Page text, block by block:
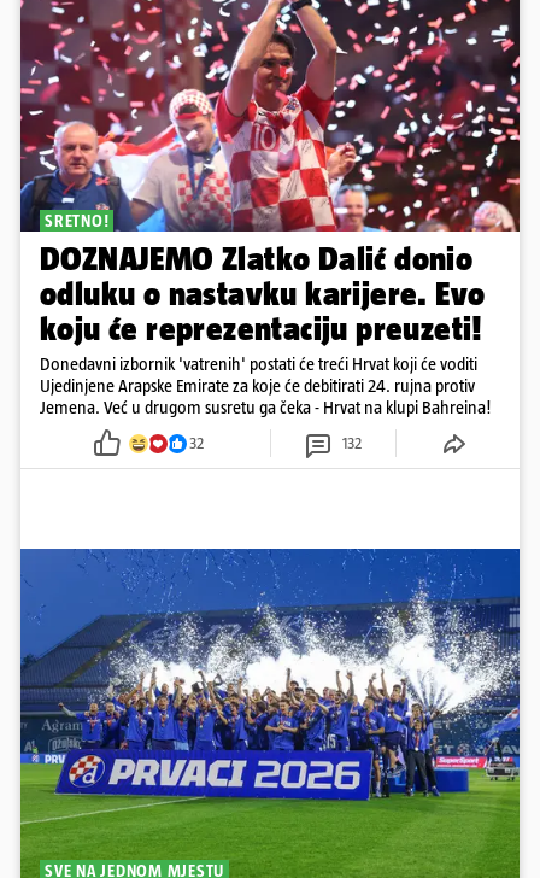
SRETNO!
DOZNAJEMO Zlatko Dalić donio
odluku o nastavku karijere. Evo
koju će reprezentaciju preuzeti!
Donedavni izbornik 'vatrenih' postati će treći Hrvat koji će voditi
Ujedinjene Arapske Emirate za koje će debitirati 24. rujna protiv
Jemena. Već u drugom susretu ga čeka - Hrvat na klupi Bahreina!
32 132
SVE NA JEDNOM MJESTU